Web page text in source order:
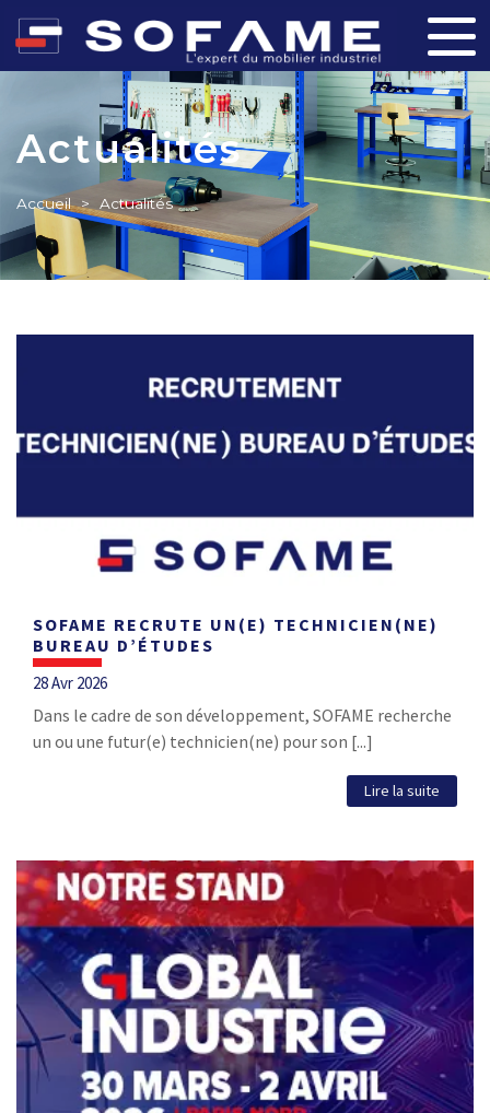
Actualités
Accueil > Actualités
SOFAME RECRUTE UN(E) TECHNICIEN(NE)
BUREAU D’ÉTUDES
28 Avr 2026
Dans le cadre de son développement, SOFAME recherche
un ou une futur(e) technicien(ne) pour son [...]
Lire la suite